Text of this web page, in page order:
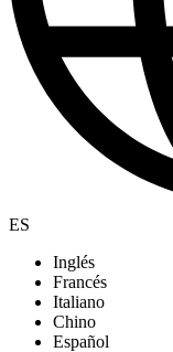
ES
Inglés
Francés
Italiano
Chino
Español